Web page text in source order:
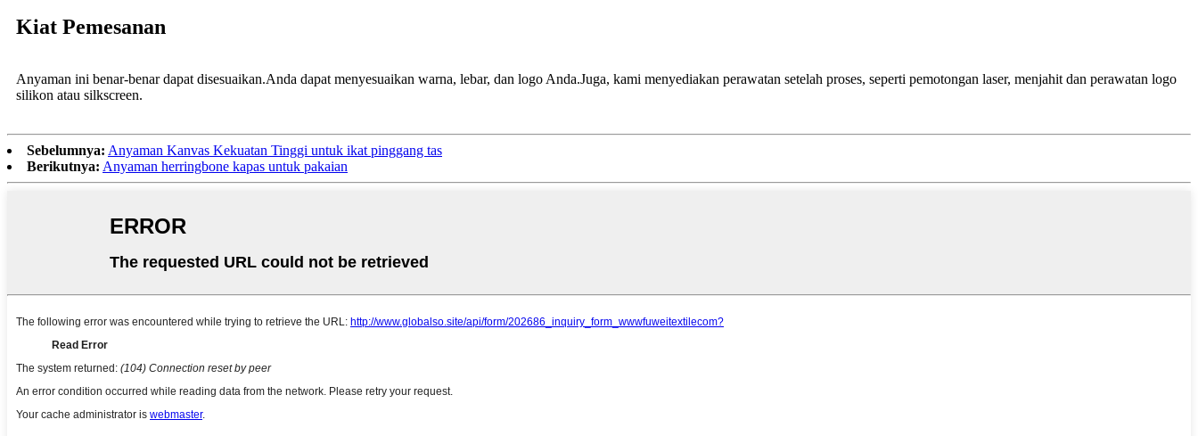
Kiat Pemesanan
Anyaman ini benar-benar dapat disesuaikan.Anda dapat menyesuaikan warna, lebar, dan logo Anda.Juga, kami menyediakan perawatan setelah proses, seperti pemotongan laser, menjahit dan perawatan logo
silikon atau silkscreen.
Sebelumnya: Anyaman Kanvas Kekuatan Tinggi untuk ikat pinggang tas
Berikutnya: Anyaman herringbone kapas untuk pakaian